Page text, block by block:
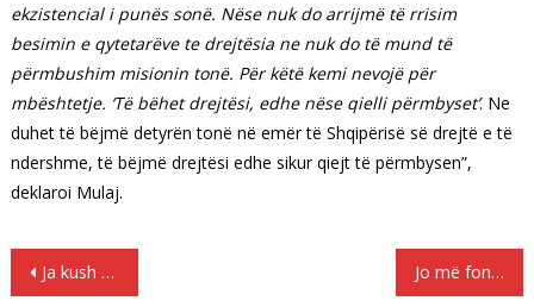
ekzistencial i punës sonë. Nëse nuk do arrijmë të rrisim
besimin e qytetarëve te drejtësia ne nuk do të mund të
përmbushim misionin tonë. Për këtë kemi nevojë për
mbështetje. ‘Të bëhet drejtësi, edhe nëse qielli përmbyset’. Ne
duhet të bëjmë detyrën tonë në emër të Shqipërisë së drejtë e të
ndershme, të bëjmë drejtësi edhe sikur qiejt të përmbysen”,
deklaroi Mulaj.
Lëvizje
Ja kush është shefi i ri i SHISH Jo më fonde për akademinë sovjetike, por vazhdimësi për albanologjinë